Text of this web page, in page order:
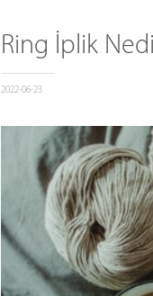
Ring İplik
2022-06-23